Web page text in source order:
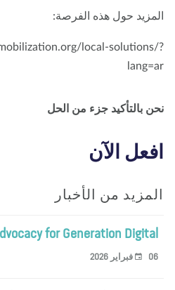
حول هذه الفرصة:
local-
بالتأكيد جزء من الحل
الآن
من الأخبار
Advocacy for Generation